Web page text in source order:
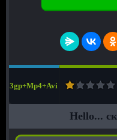
3gp+Mp4+Avi
Hello...